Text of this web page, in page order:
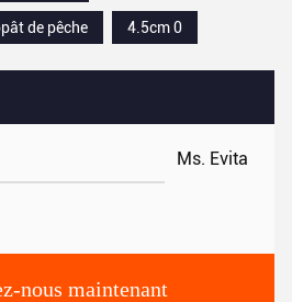
Ms. Evita
nous maintenant
de pêche 4.5cm 0